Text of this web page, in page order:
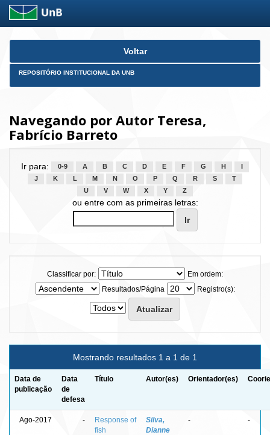
Skip
Voltar
REPOSITÓRIO INSTITUCIONAL DA UNB
Navegando por Autor Teresa,
Fabrício Barreto
Ir para: 0-9 A B C D E F G H
J
K L M N O P Q R S
T
U
V W X Y Z
ou entre com as primeiras letras:
Classificar por:
Em ordem:
Resultados/Página
Registro(s):
Mostrando resultados 1 a 1 de 1
Data de
publicação
Data
de
defesa
Título Autor(es) Orientador(es)
Ago-2017 -
Response of
fish
Silva,
Dianne
- -